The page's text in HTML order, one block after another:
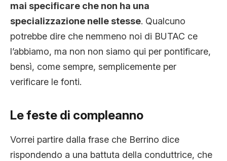
mai specificare che non ha una
specializzazione nelle stesse. Qualcuno
potrebbe dire che nemmeno noi di BUTAC ce
l’abbiamo, ma non non siamo qui per pontificare,
bensì, come sempre, semplicemente per
verificare le fonti.
Le feste di compleanno
Vorrei partire dalla frase che Berrino dice
rispondendo a una battuta della conduttrice, che